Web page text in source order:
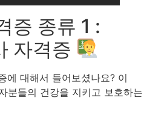
증 종류 1 :
자격증
에 대해서 들어보셨나요? 이
분들의 건강을 지키고 보호하는